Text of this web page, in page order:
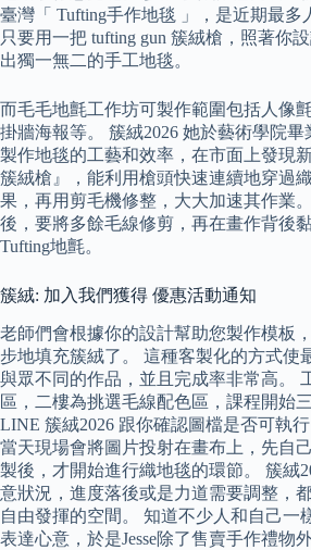
臺灣「 Tufting手作地毯 」，是近期最多
只要用一把 tufting gun 簇絨槍，照著你
出獨一無二的手工地毯。
而毛毛地氈工作坊可製作範圍包括人像
掛牆海報等。 簇絨2026 她於藝術學院
製作地毯的工藝和效率，在市面上發現
簇絨槍』，能利用槍頭快速連續地穿過
果，再用剪毛機修整，大大加速其作業
後，要將多餘毛線修剪，再在畫作背後
Tufting地氈。
簇絨: 加入我們獲得 優惠活動通知
老師們會根據你的設計幫助您製作模板
步地填充簇絨了。 這種客製化的方式使
與眾不同的作品，並且完成率非常高。
區，二樓為挑選毛線配色區，課程開始
LINE 簇絨2026 跟你確認圖檔是否可執
當天現場會將圖片投射在畫布上，先自
製後，才開始進行織地毯的環節。 簇絨
意狀況，進度落後或是力道需要調整，
自由發揮的空間。 知道不少人和自己一
表達心意，於是Jesse除了售賣手作禮物